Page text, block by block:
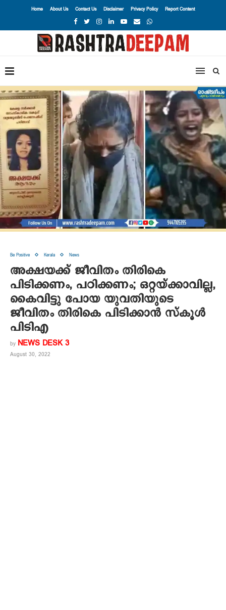
Home About Us Contact Us Disclaimer Privacy Policy Report Content
Be Positive Kerala News
അക്ഷയക്ക് ജീവിതം തിരികെ
പിടിക്കണം, പഠിക്കണം; ഒറ്റയ്ക്കാവില്ല,
കൈവിട്ടു പോയ യുവതിയുടെ
ജീവിതം തിരികെ പിടിക്കാന്‍ സ്‌കൂള്‍
പിടിഎ
by NEWS DESK 3
August 30, 2022